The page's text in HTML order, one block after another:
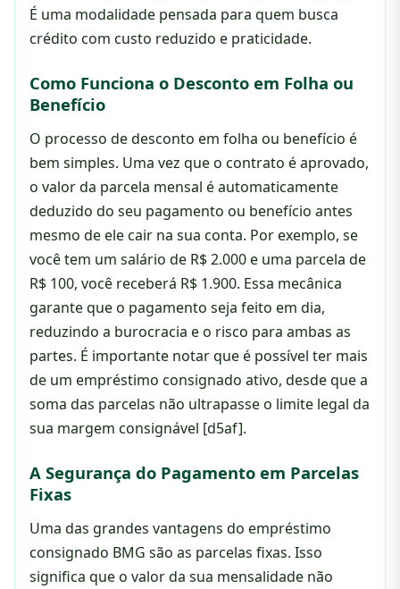
É uma modalidade pensada para quem busca
crédito com custo reduzido e praticidade.
Como Funciona o Desconto em Folha ou
Benefício
O processo de desconto em folha ou benefício é
bem simples. Uma vez que o contrato é aprovado,
o valor da parcela mensal é automaticamente
deduzido do seu pagamento ou benefício antes
mesmo de ele cair na sua conta. Por exemplo, se
você tem um salário de R$ 2.000 e uma parcela de
R$ 100, você receberá R$ 1.900. Essa mecânica
garante que o pagamento seja feito em dia,
reduzindo a burocracia e o risco para ambas as
partes. É importante notar que é possível ter mais
de um empréstimo consignado ativo, desde que a
soma das parcelas não ultrapasse o limite legal da
sua margem consignável [d5af].
A Segurança do Pagamento em Parcelas
Fixas
Uma das grandes vantagens do empréstimo
consignado BMG são as parcelas fixas. Isso
significa que o valor da sua mensalidade não